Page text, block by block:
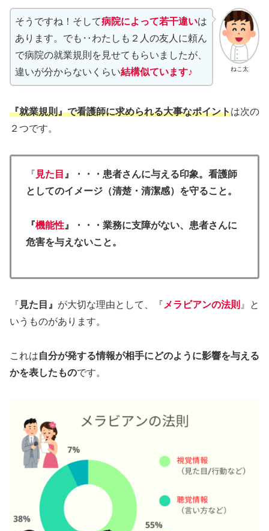
ねこ太
そうですね！そして病院によって若干違いは
あります。でも‥わたしも２人の友人に頼ん
で病院の就業規則を見せてもらいましたが、
違いが分からないくらい結構似ています♪
『就業規則』で看護師に求められる大事なポイントは次の
２つです。
『 見た目 』・・・患者さんに与える印象。看護師
としてのイメージ（清楚・清潔感）を守ること。
『機能性 』・・・業務に支障がない、患者さんに
危害を与えないこと。
『 見た目』 が大切な理由として、『 メラビアンの法則 』と
いうものがあります。
これは自分が発する情報が相手にどのように影響を与える
かを表したものです。